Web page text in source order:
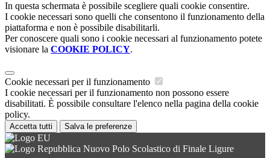
In questa schermata è possibile scegliere quali cookie consentire.
I cookie necessari sono quelli che consentono il funzionamento della
piattaforma e non è possibile disabilitarli.
Per conoscere quali sono i cookie necessari al funzionamento potete
visionare la COOKIE POLICY.
Cookie necessari per il funzionamento
I cookie necessari per il funzionamento non possono essere
disabilitati. È possibile consultare l'elenco nella pagina della cookie
policy.
Accetta tutti Salva le preferenze
Nuovo Polo Scolastico di Finale Ligure